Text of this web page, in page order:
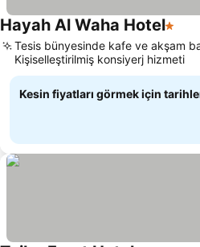
Hayah Al Waha Hotel1 Yıldız
Tesis bünyesinde kafe ve akşam
Kişiselleştirilmiş konsiyerj hizmeti
Kesin fiyatları görmek için